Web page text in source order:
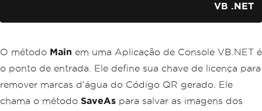
VB .NET
O método Main em uma Aplicação de Console VB.NET é
o ponto de entrada. Ele define sua chave de licença para
remover marcas d'água do Código QR gerado. Ele
chama o método SaveAs para salvar as imagens dos